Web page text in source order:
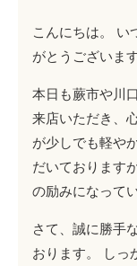
こんにちは。 い
がとうございます
本日も蕨市や川
来店いただき、
が少しでも軽や
だいております
の励みになって
さて、誠に勝手
おります。 しっ